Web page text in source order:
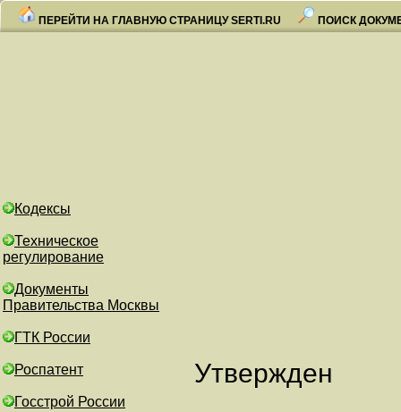
ПЕРЕЙТИ НА ГЛАВНУЮ СТРАНИЦУ SERTI.RU ПОИСК
Кодексы
Техническое
регулирование
Документы
Правительства Москвы
ГТК России
Роспатент
Госстрой России
Утвержден